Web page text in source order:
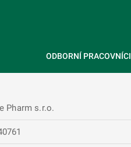
ODBORNÍ PRACOVNÍCI
Pharm s.r.o.